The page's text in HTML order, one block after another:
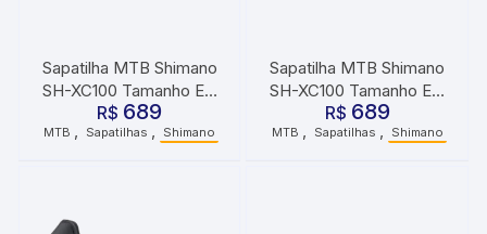
Sapatilha MTB Shimano
SH-XC100 Tamanho EU
41 Vermelho
R$ 689
MTB , Sapatilhas , Shimano
Sapatilha MTB Shimano
SH-XC100 Tamanho EU
42 Vermelho
R$ 689
MTB , Sapatilhas , Shimano